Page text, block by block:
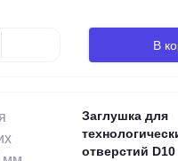
В
Заглушка для
отверстий